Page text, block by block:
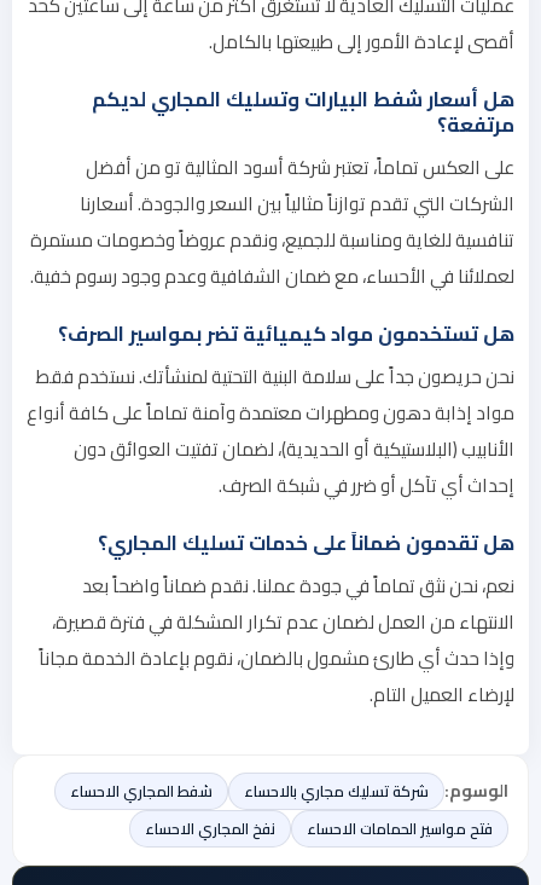
أقصى لإعادة الأمور إلى طبيعتها بالكامل.
هل أسعار شفط البيارات وتسليك المجاري لديكم
مرتفعة؟
على العكس تماماً، تعتبر شركة أسود المثالية تو من أفضل
الشركات التي تقدم توازناً مثالياً بين السعر والجودة. أسعارنا
تنافسية للغاية ومناسبة للجميع، ونقدم عروضاً وخصومات مستمرة
لعملائنا في الأحساء، مع ضمان الشفافية وعدم وجود رسوم خفية.
هل تستخدمون مواد كيميائية تضر بمواسير الصرف؟
نحن حريصون جداً على سلامة البنية التحتية لمنشأتك. نستخدم فقط
مواد إذابة دهون ومطهرات معتمدة وآمنة تماماً على كافة أنواع
الأنابيب (البلاستيكية أو الحديدية)، لضمان تفتيت العوائق دون
إحداث أي تآكل أو ضرر في شبكة الصرف.
هل تقدمون ضماناً على خدمات تسليك المجاري؟
نعم، نحن نثق تماماً في جودة عملنا. نقدم ضماناً واضحاً بعد
الانتهاء من العمل لضمان عدم تكرار المشكلة في فترة قصيرة،
وإذا حدث أي طارئ مشمول بالضمان، نقوم بإعادة الخدمة مجاناً
لإرضاء العميل التام.
الوسوم: شركة تسليك مجاري بالاحساء
شفط المجاري الاحساء
فتح مواسير الحمامات الاحساء
نفخ المجاري الاحساء